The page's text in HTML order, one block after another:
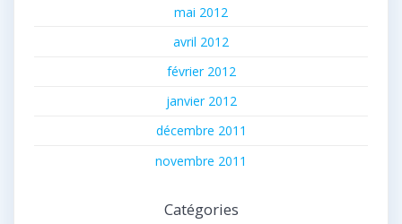
mai 2012
avril 2012
février 2012
janvier 2012
décembre 2011
novembre 2011
Catégories